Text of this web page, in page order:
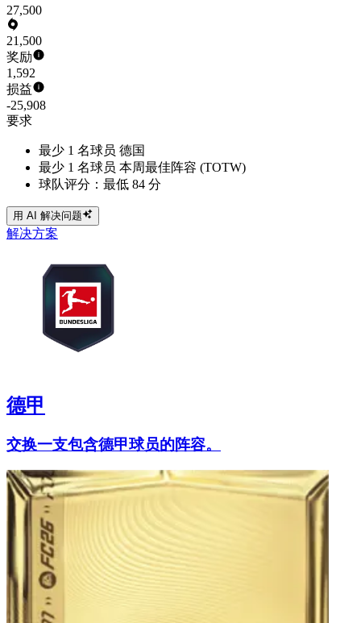
27,500
21,500
奖励
1,592
损益
-25,908
要求
最少 1 名球员 德国
最少 1 名球员 本周最佳阵容 (TOTW)
球队评分：最低 84 分
用 AI 解决问题
解决方案
德甲
交换一支包含德甲球员的阵容。